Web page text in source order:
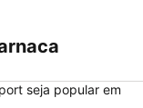
seja popular em